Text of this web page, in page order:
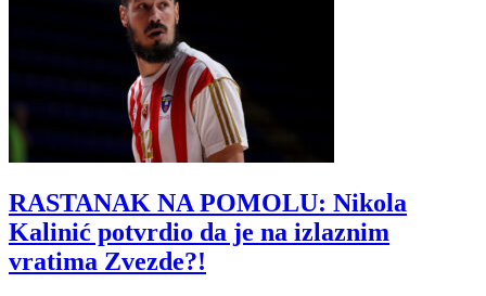
RASTANAK NA POMOLU: Nikola
Kalinić potvrdio da je na izlaznim
vratima Zvezde?!